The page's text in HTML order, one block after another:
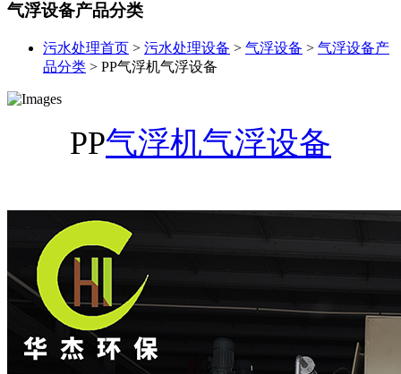
气浮设备产品分类
污水处理首页 > 污水处理设备 > 气浮设备 > 气浮设备产
品分类 > PP气浮机气浮设备
PP气浮机气浮设备